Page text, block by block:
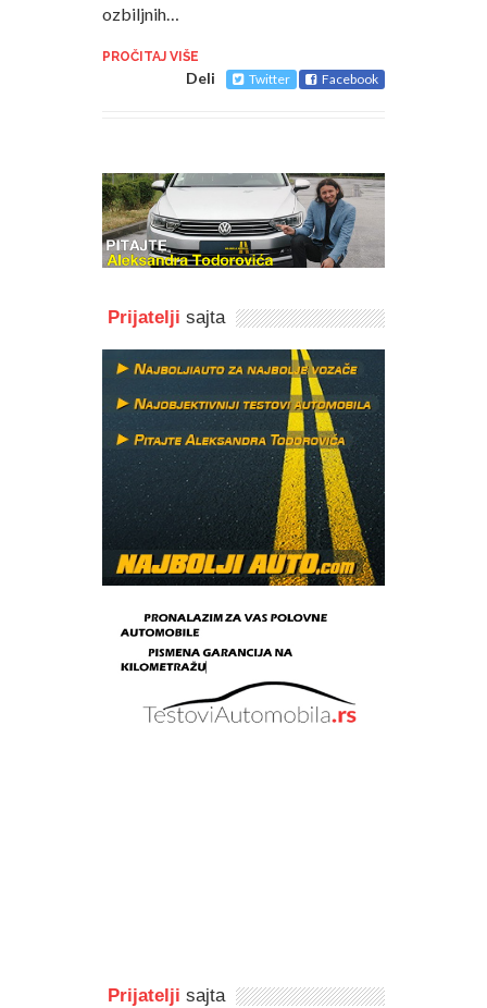
ozbiljnih…
PROČITAJ VIŠE
Deli Twitter Facebook
Prijatelji sajta
Prijatelji sajta